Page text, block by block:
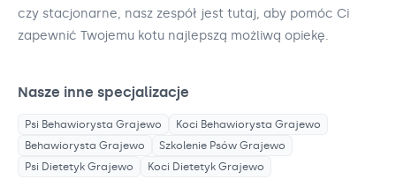
czy stacjonarne, nasz zespół jest tutaj, aby pomóc Ci
zapewnić Twojemu kotu najlepszą możliwą opiekę.
Nasze inne specjalizacje
Psi Behawiorysta Grajewo Koci Behawiorysta Grajewo
Behawiorysta Grajewo Szkolenie Psów Grajewo
Psi Dietetyk Grajewo Koci Dietetyk Grajewo